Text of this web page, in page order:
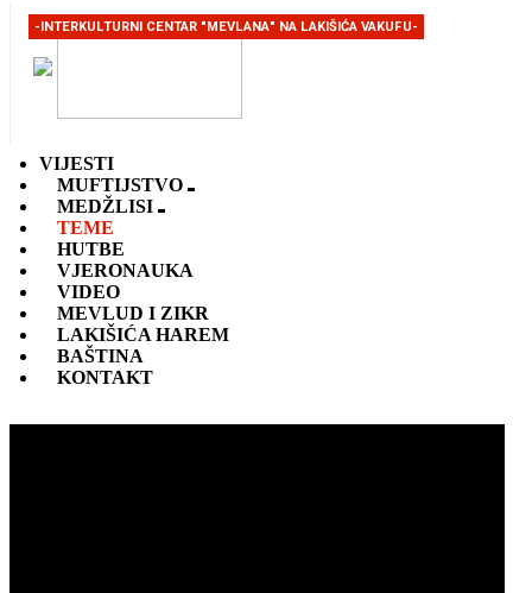
-INTERKULTURNI CENTAR "MEVLANA" NA LAKIŠIĆA VAKUFU-
VIJESTI
MUFTIJSTVO
MEDŽLISI
TEME
HUTBE
VJERONAUKA
VIDEO
MEVLUD I ZIKR
LAKIŠIĆA HAREM
BAŠTINA
KONTAKT